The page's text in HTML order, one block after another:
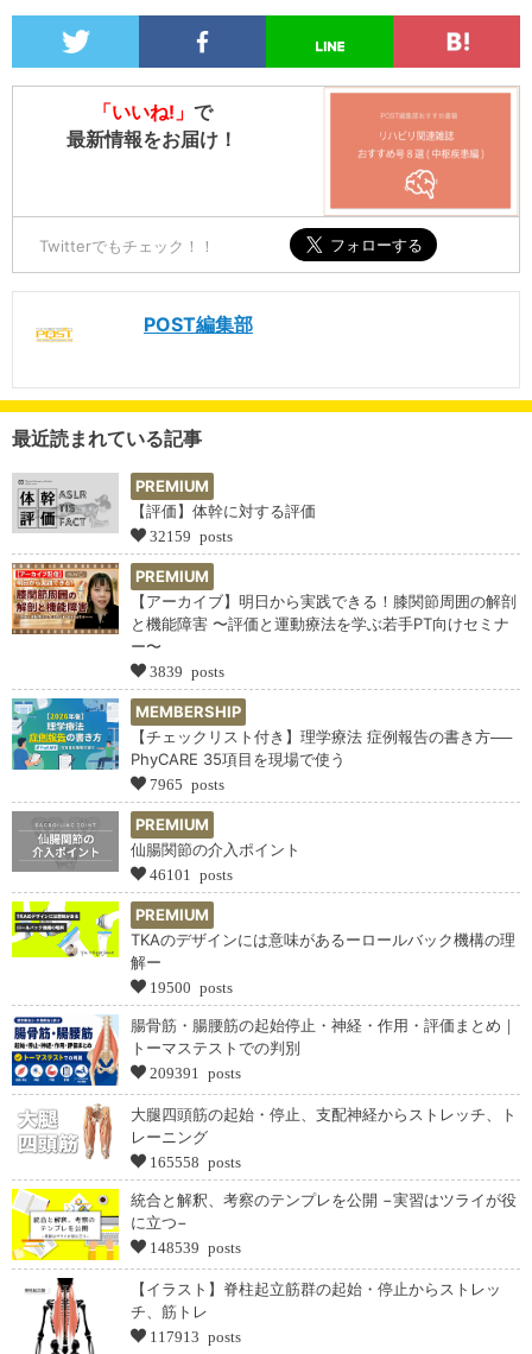
「いいね!」 で
最新情報をお届け！
Twitterでもチェック！！
POST編集部
最近読まれている記事
PREMIUM
【評価】体幹に対する評価
32159 posts
PREMIUM
【アーカイブ】明日から実践できる！膝関節周囲の解剖
と機能障害 〜評価と運動療法を学ぶ若手PT向けセミナ
ー〜
3839 posts
MEMBERSHIP
【チェックリスト付き】理学療法 症例報告の書き方──
PhyCARE 35項目を現場で使う
7965 posts
PREMIUM
仙腸関節の介入ポイント
46101 posts
PREMIUM
TKAのデザインには意味があるーロールバック機構の理
解ー
19500 posts
腸骨筋・腸腰筋の起始停止・神経・作用・評価まとめ｜
トーマステストでの判別
209391 posts
大腿四頭筋の起始・停止、支配神経からストレッチ、ト
レーニング
165558 posts
統合と解釈、考察のテンプレを公開 −実習はツライが役
に立つ−
148539 posts
【イラスト】脊柱起立筋群の起始・停止からストレッ
チ、筋トレ
117913 posts